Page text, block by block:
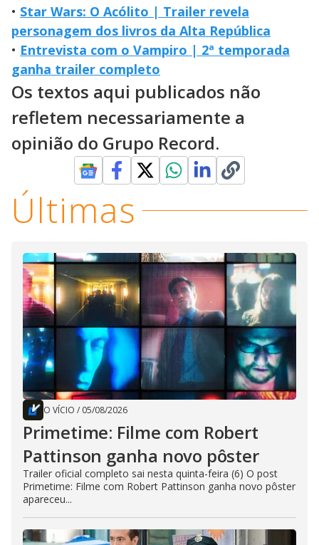
• Star Wars: O Acólito | Trailer revela
personagem dos livros da Alta República
• Entrevista com o Vampiro | 2ª temporada
ganha trailer completo
Os textos aqui publicados não
refletem necessariamente a
opinião do Grupo Record.
Últimas
O VÍCIO / 05/08/2026
Primetime: Filme com Robert
Pattinson ganha novo pôster
Trailer oficial completo sai nesta quinta-feira (6) O post
Primetime: Filme com Robert Pattinson ganha novo pôster
apareceu...